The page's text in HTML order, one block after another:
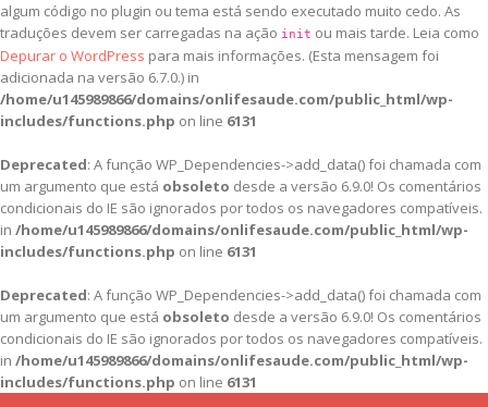
algum código no plugin ou tema está sendo executado muito cedo. As
traduções devem ser carregadas na ação init ou mais tarde. Leia como
Depurar o WordPress para mais informações. (Esta mensagem foi
adicionada na versão 6.7.0.) in
/home/u145989866/domains/onlifesaude.com/public_html/wp-
includes/functions.php on line 6131
Deprecated: A função WP_Dependencies->add_data() foi chamada com
um argumento que está obsoleto desde a versão 6.9.0! Os comentários
condicionais do IE são ignorados por todos os navegadores compatíveis.
in /home/u145989866/domains/onlifesaude.com/public_html/wp-
includes/functions.php on line 6131
Deprecated: A função WP_Dependencies->add_data() foi chamada com
um argumento que está obsoleto desde a versão 6.9.0! Os comentários
condicionais do IE são ignorados por todos os navegadores compatíveis.
in /home/u145989866/domains/onlifesaude.com/public_html/wp-
includes/functions.php on line 6131